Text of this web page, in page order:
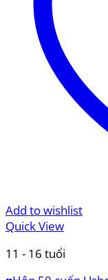
Add to wishlist
Quick View
11 - 16 tuổi